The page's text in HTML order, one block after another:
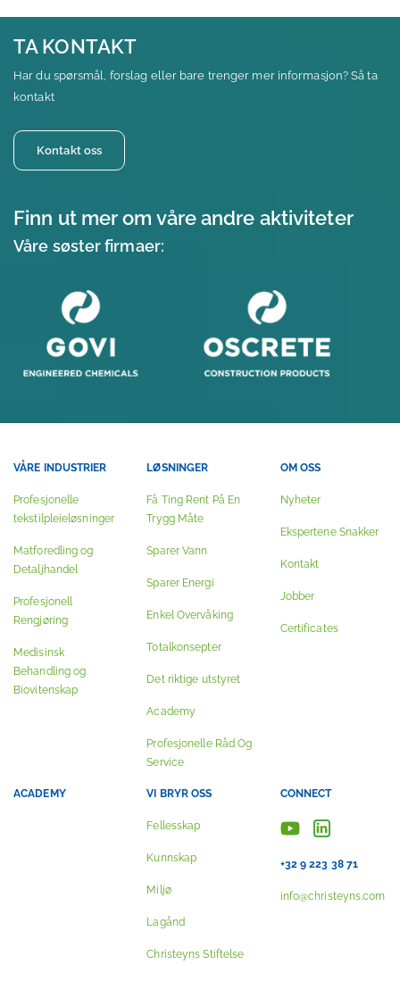
TA KONTAKT
Har du spørsmål, forslag eller bare trenger mer informasjon? Så ta
kontakt
Kontakt oss
Finn ut mer om våre andre aktiviteter
Våre søster firmaer:
VÅRE INDUSTRIER
Profesjonelle
tekstilpleieløsninger
Matforedling og
Detaljhandel
Profesjonell
Rengjøring
Medisinsk
Behandling og
Biovitenskap
LØSNINGER
Få Ting Rent På En
Trygg Måte
Sparer Vann
Sparer Energi
Enkel Overvåking
Totalkonsepter
Det riktige utstyret
Academy
Profesjonelle Råd Og
Service
OM OSS
Nyheter
Ekspertene Snakker
Kontakt
Jobber
Certificates
ACADEMY VI BRYR OSS
Fellesskap
Kunnskap
Miljø
Lagånd
Christeyns Stiftelse
CONNECT
+32 9 223 38 71
info@christeyns.com